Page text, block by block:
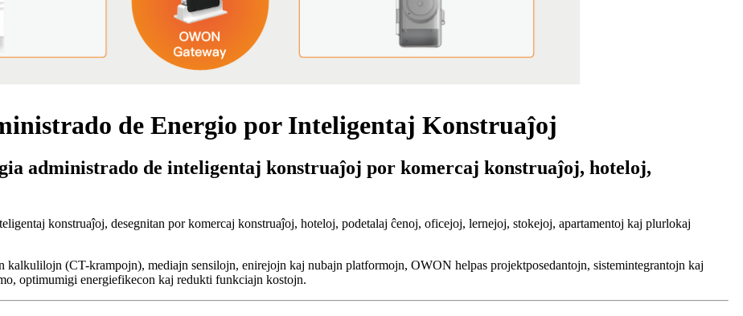
de Energio por Inteligentaj Konstruaĵoj
administrado de inteligentaj konstruaĵoj por komercaj konstruaĵoj, hoteloj,
konstruaĵoj, desegnitan por komercaj konstruaĵoj, hoteloj, podetalaj ĉenoj, oficejoj, lernejoj, stokejoj, apartamentoj kaj plurlokaj
kalkulilojn (CT-krampojn), mediajn sensilojn, enirejojn kaj nubajn platformojn, OWON helpas projektposedantojn, sistemintegrantojn kaj
optimumigi energiefikecon kaj redukti funkciajn kostojn.